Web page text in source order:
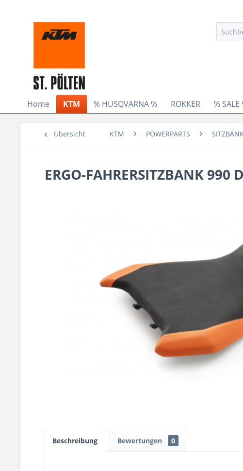
Home KTM % HUSQVARNA % ROKKER % SALE
Übersicht KTM POWERPARTS
ERGO-FAHRERSITZBANK 990
Beschreibung Bewertungen 0